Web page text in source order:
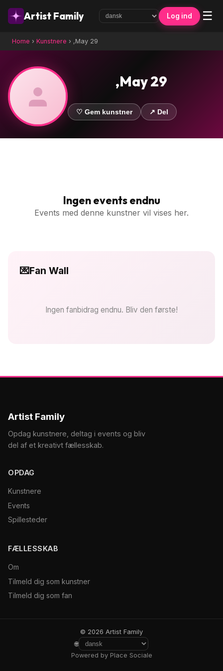
Artist Family Log ind ☰
Home › Kunstnere › ,May 29
,May 29
♡ Gem kunstner ↗ Del
Ingen events endnu
Events med denne kunstner vil vises her.
💌Fan Wall
Ingen fanbidrag endnu. Bliv den første!
Artist Family
Opdag kunstnere, deltag i events og bliv
del af et kreativt fællesskab.
OPDAG
Kunstnere
Events
Spillesteder
FÆLLESSKAB
Om
Tilmeld dig som kunstner
Tilmeld dig som fan
© 2026 Artist Family
🌐
Powered by Place Sociale